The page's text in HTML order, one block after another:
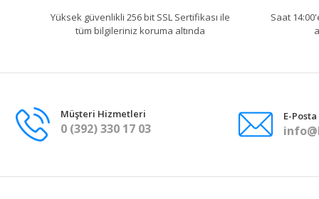
Yüksek güvenlikli 256 bit SSL Sertifikası ile
tüm bilgileriniz koruma altında
Saat
Müşteri Hizmetleri
0 (392) 330 17 03
E-Posta